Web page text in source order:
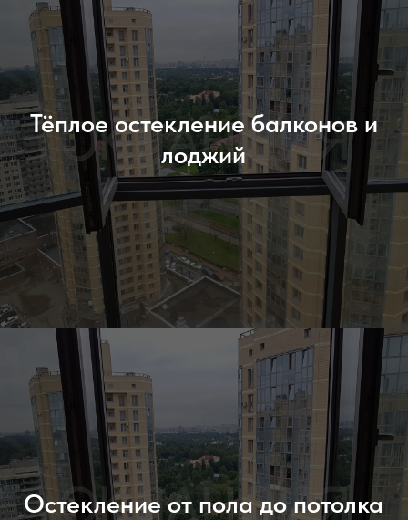
Тёплое остекление балконов и
лоджий
Остекление от пола до потолка